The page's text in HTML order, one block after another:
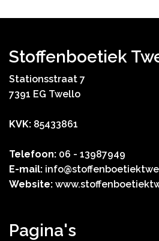
Stoffenboetiek
Stationsstraat 7
7391 EG Twello
KVK: 85433861
Telefoon: 06 - 13987949
E-mail:
Website:
Pagina's